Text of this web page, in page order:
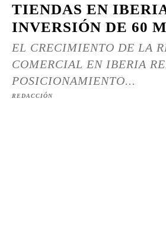
TIENDAS EN
INVERSIÓN DE 60
EL CRECIMIENTO DE LA
COMERCIAL EN IBERIA
POSICIONAMIENTO...
REDACCIÓN